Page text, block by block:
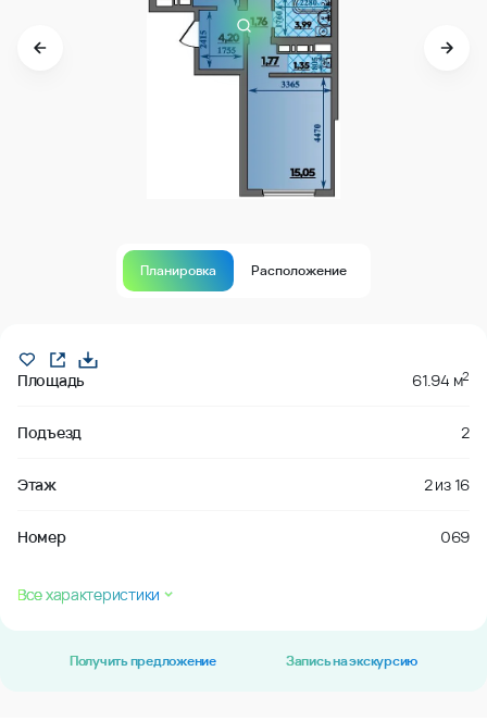
Планировка Расположение
Площадь 61.94 м2
Подъезд 2
Этаж 2из16
Номер 069
Все характеристики
Получить предложение Запись на экскурсию